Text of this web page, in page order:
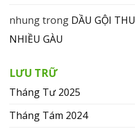
nhungtrong DẦU GỘI
NHIỀU GÀU
LƯU TRỮ
Tháng Tư 2025
Tháng Tám 2024